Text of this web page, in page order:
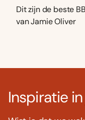
Dit zijn de beste
van Jamie Oliver
Inspiratie